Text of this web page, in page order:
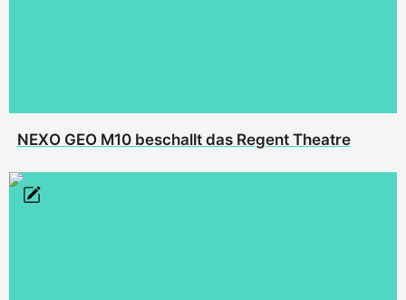
NEXO GEO M10 beschallt das Regent Theatre